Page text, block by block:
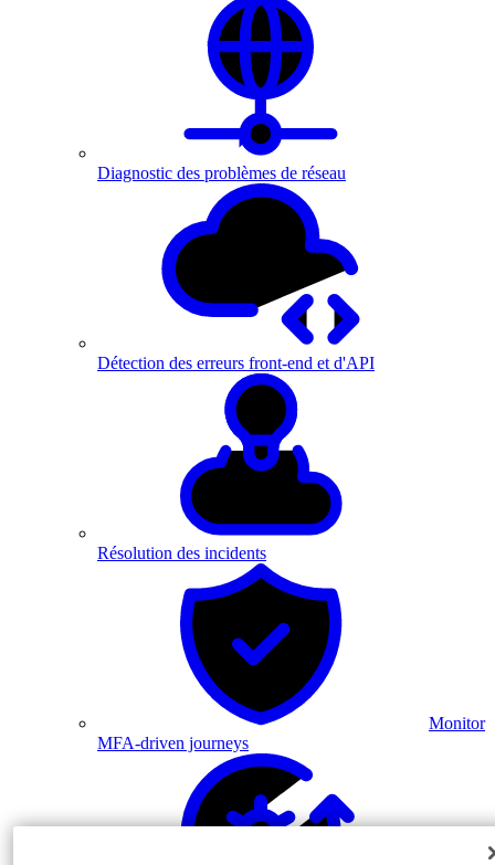
Diagnostic des problèmes de réseau
Détection des erreurs front-end et d'API
Résolution des incidents
Monitor
MFA-driven journeys